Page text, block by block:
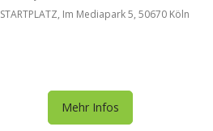
STARTPLATZ, Im Mediapark 5, 50670 Köln
Mehr Infos